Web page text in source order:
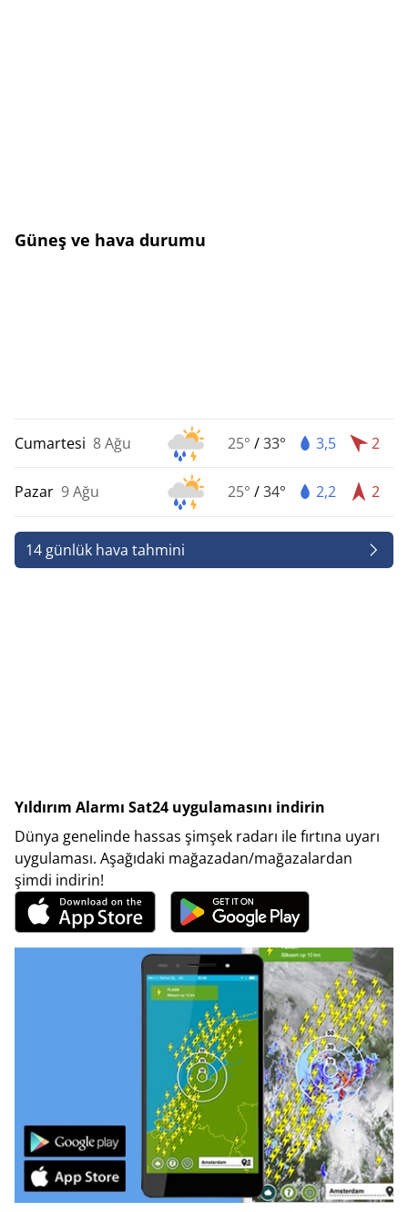
Güneş ve hava durumu
Cumartesi 8 Ağu 25° /33° 3,5 2
Pazar 9 Ağu 25° /34° 2,2 2
14 günlük hava tahmini
Yıldırım Alarmı Sat24 uygulamasını indirin
Dünya genelinde hassas şimşek radarı ile fırtına uyarı
uygulaması. Aşağıdaki mağazadan/mağazalardan
şimdi indirin!